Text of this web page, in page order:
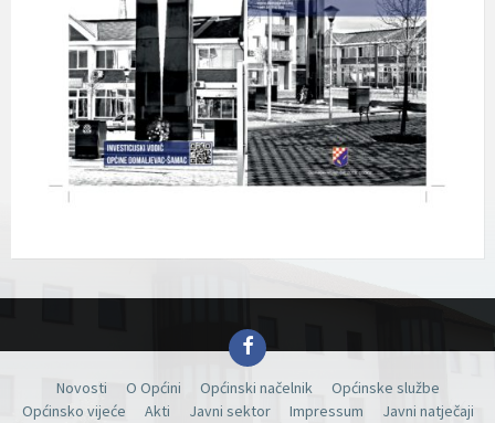
Facebook
Novosti O Općini Općinski načelnik
Općinske službe
Općinsko vijeće
Akti Javni sektor Impressum Javni natječaji